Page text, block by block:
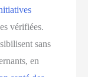
vérifiées.
sans
en